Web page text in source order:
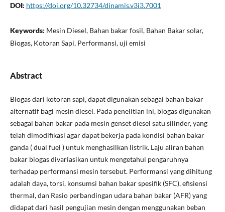
DOI: https://doi.org/10.32734/dinamis.v3i3.7001
Keywords: Mesin Diesel, Bahan bakar fosil, Bahan Bakar solar,
Biogas, Kotoran Sapi, Performansi, uji emisi
Abstract
Biogas dari kotoran sapi, dapat digunakan sebagai bahan bakar
alternatif bagi mesin diesel. Pada penelitian ini, biogas digunakan
sebagai bahan bakar pada mesin genset diesel satu silinder, yang
telah dimodifikasi agar dapat bekerja pada kondisi bahan bakar
ganda ( dual fuel ) untuk menghasilkan listrik. Laju aliran bahan
bakar biogas divariasikan untuk mengetahui pengaruhnya
terhadap performansi mesin tersebut. Performansi yang dihitung
adalah daya, torsi, konsumsi bahan bakar spesifik (SFC), efisiensi
thermal, dan Rasio perbandingan udara bahan bakar (AFR) yang
didapat dari hasil pengujian mesin dengan menggunakan beban